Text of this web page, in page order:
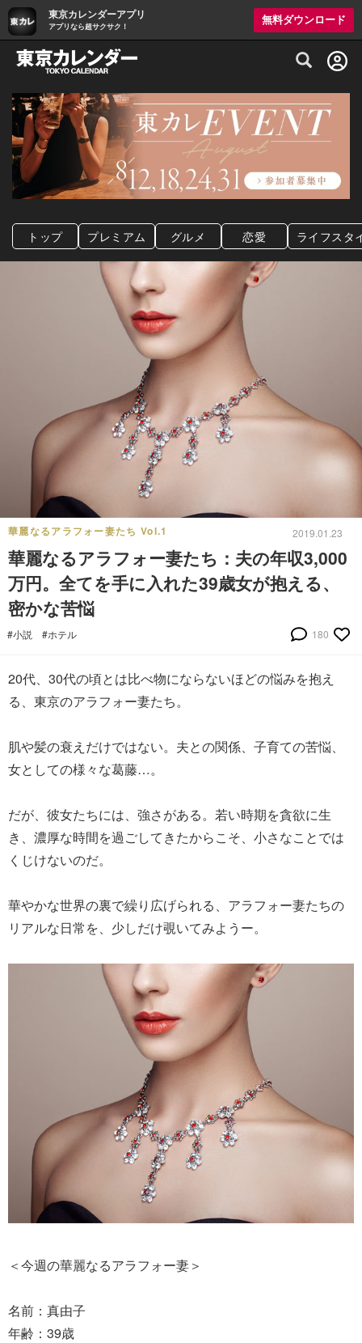
東京カレンダーアプリ
アプリなら超サクサク！
無料ダウンロード
グルメ情報・プレミアムレストラン予約
トップ プレミアム グルメ 恋愛 ライフスタ
華麗なるアラフォー妻たち Vol.1 2019.01.23
華麗なるアラフォー妻たち：夫の年収3,000
万円。全てを手に入れた39歳女が抱える、
密かな苦悩
#小説 #ホテル 180
20代、30代の頃とは比べ物にならないほどの悩みを抱え
る、東京のアラフォー妻たち。
肌や髪の衰えだけではない。夫との関係、子育ての苦悩、
女としての様々な葛藤…。
だが、彼女たちには、強さがある。若い時期を貪欲に生
き、濃厚な時間を過ごしてきたからこそ、小さなことでは
くじけないのだ。
華やかな世界の裏で繰り広げられる、アラフォー妻たちの
リアルな日常を、少しだけ覗いてみようー。
＜今週の華麗なるアラフォー妻＞
名前：真由子
年齢：39歳